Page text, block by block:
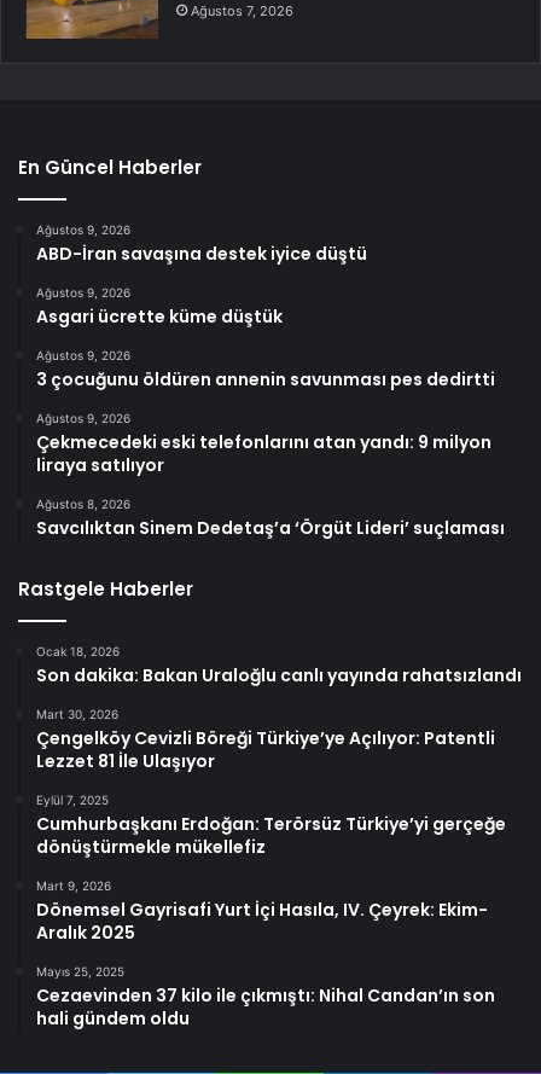
Ağustos 7, 2026
En Güncel Haberler
Ağustos 9, 2026
ABD-İran savaşına destek iyice düştü
Ağustos 9, 2026
Asgari ücrette küme düştük
Ağustos 9, 2026
3 çocuğunu öldüren annenin savunması pes dedirtti
Ağustos 9, 2026
Çekmecedeki eski telefonlarını atan yandı: 9 milyon
liraya satılıyor
Ağustos 8, 2026
Savcılıktan Sinem Dedetaş’a ‘Örgüt Lideri’ suçlaması
Rastgele Haberler
Ocak 18, 2026
Son dakika: Bakan Uraloğlu canlı yayında rahatsızlandı
Mart 30, 2026
Çengelköy Cevizli Böreği Türkiye’ye Açılıyor: Patentli
Lezzet 81 İle Ulaşıyor
Eylül 7, 2025
Cumhurbaşkanı Erdoğan: Terörsüz Türkiye’yi gerçeğe
dönüştürmekle mükellefiz
Mart 9, 2026
Dönemsel Gayrisafi Yurt İçi Hasıla, IV. Çeyrek: Ekim-
Aralık 2025
Mayıs 25, 2025
Cezaevinden 37 kilo ile çıkmıştı: Nihal Candan’ın son
hali gündem oldu